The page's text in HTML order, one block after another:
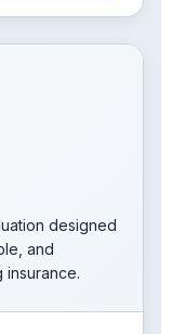
designed
and
insurance.